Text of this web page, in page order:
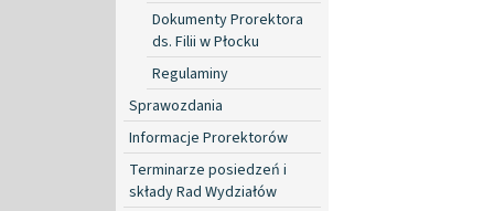
Dokumenty Prorektora
ds. Filii w Płocku
Regulaminy
Sprawozdania
Informacje Prorektorów
Terminarze posiedzeń i
składy Rad Wydziałów